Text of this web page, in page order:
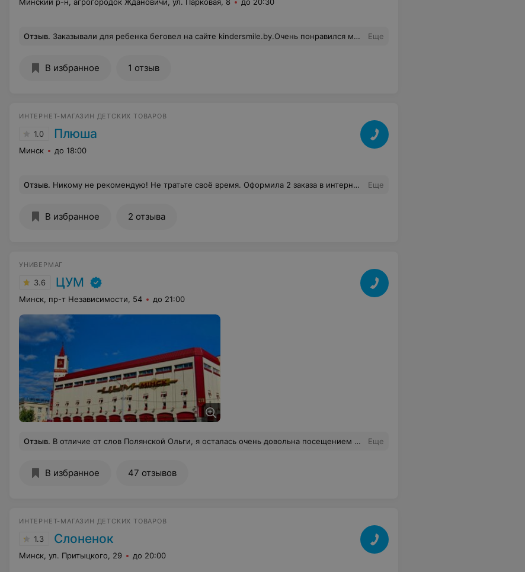
Отзыв. Заказывали для ребенка беговел на сайте kindersmile.by.Очень понравился магазин.Помогли с выбором, хотели сначала одну модель, но консультант интернет-магазина посоветовал другую модель и мы остались очень довольны покупкой.И очень порадовала доставка, мы могли принять только к определенному времени и беговел нам привезли ровно в срок. Еще
В избранное 1 отзыв
ИНТЕРНЕТ-МАГАЗИН ДЕТСКИХ ТОВАРОВ
1.0 Плюша
Минск до 18:00
Отзыв. Никому не рекомендую! Не тратьте своё время. Оформила 2 заказа в интернет магазине 20.03.2021, сегодня уже 22.03 никто так и не перезвонил. Оба телефона, указанных на сайте, не отвечают. Еще
В избранное 2 отзыва
УНИВЕРМАГ
3.6 ЦУМ
Минск, пр-т Независимости, 54 до 21:00
Отзыв. В отличие от слов Полянской Ольги, я осталась очень довольна посещением 06.07.2017г магазина ЦУМ. продавцы приветливые, даже за час до конца работы магазина. Мне даже поменяли товар с полки на товар с витрины за стеклом. Еще
В избранное 47 отзывов
ИНТЕРНЕТ-МАГАЗИН ДЕТСКИХ ТОВАРОВ
1.3 Слоненок
Минск, ул. Притыцкого, 29 до 20:00